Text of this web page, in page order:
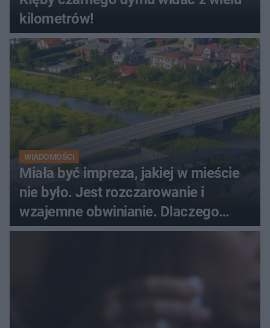
kilometrów!
WIADOMOŚCI
Miała być impreza, jakiej w mieście
nie było. Jest rozczarowanie i
wzajemne obwinianie. Dlaczego
Peak Festiwal nie odbędzie się?